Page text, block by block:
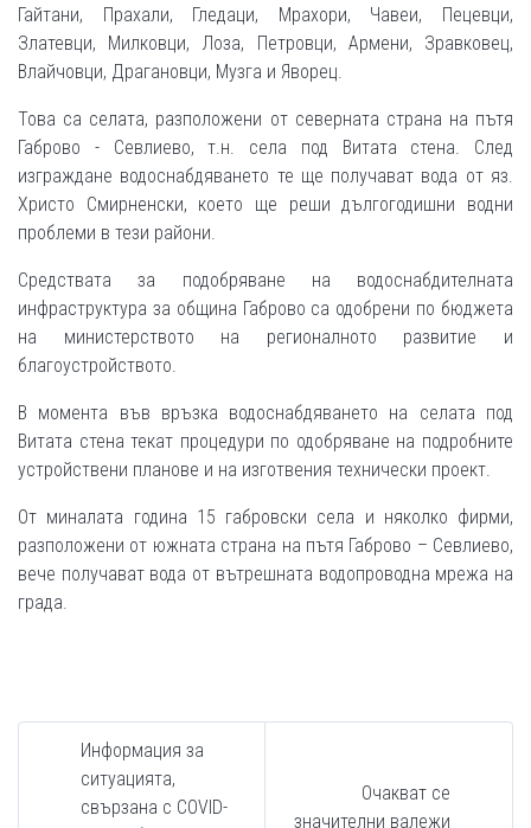
Гайтани, Прахали, Гледаци, Мрахори, Чавеи, Пецевци,
Златевци, Милковци, Лоза, Петровци, Армени, Зравковец,
Влайчовци, Драгановци, Музга и Яворец.
Това са селата, разположени от северната страна на пътя
Габрово - Севлиево, т.н. села под Витата стена. След
изграждане водоснабдяването те ще получават вода от яз.
Христо Смирненски, което ще реши дългогодишни водни
проблеми в тези райони.
Средствата за подобряване на водоснабдителната
инфраструктура за община Габрово са одобрени по бюджета
на министерството на регионалното развитие и
благоустройството.
В момента във връзка водоснабдяването на селата под
Витата стена текат процедури по одобряване на подробните
устройствени планове и на изготвения технически проект.
От миналата година 15 габровски села и няколко фирми,
разположени от южната страна на пътя Габрово – Севлиево,
вече получават вода от вътрешната водопроводна мрежа на
града.
Информация за
ситуацията,
свързана с COVID-
Очакват се
значителни валежи